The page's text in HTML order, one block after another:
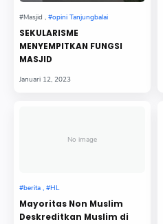
SEKULARISME
MENYEMPITKAN FUNGSI
MASJID
No image
Mayoritas Non Muslim
Deskreditkan Muslim di